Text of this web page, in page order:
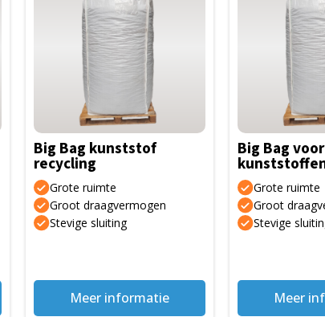
Big Bag kunststof
recycling
Grote ruimte
Groot draagvermogen
Stevige sluiting
Meer informatie
Big Bag voor
Grote ruimte
Groot
Stevige
Meer